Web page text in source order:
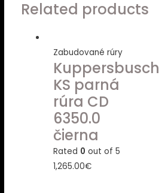
Related products
Zabudované rúry
Kuppersbusch
KS parná
rúra CD
6350.0
čierna
Rated 0 out of 5
1,265.00€